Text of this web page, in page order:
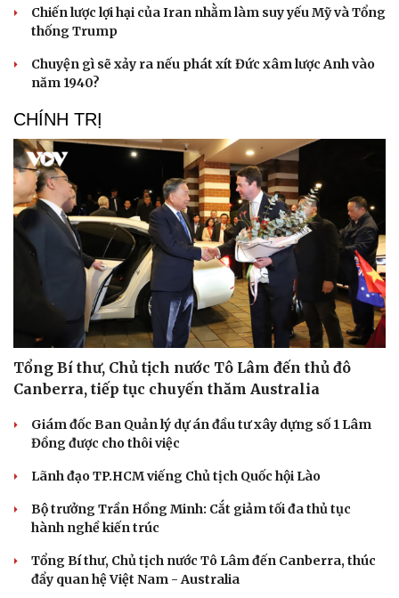
Chiến lược lợi hại của Iran nhằm làm suy yếu Mỹ và Tổng
thống Trump
Chuyện gì sẽ xảy ra nếu phát xít Đức xâm lược Anh vào
năm 1940?
CHÍNH TRỊ
Tổng Bí thư, Chủ tịch nước Tô Lâm đến thủ đô
Canberra, tiếp tục chuyến thăm Australia
Giám đốc Ban Quản lý dự án đầu tư xây dựng số 1 Lâm
Đồng được cho thôi việc
Lãnh đạo TP.HCM viếng Chủ tịch Quốc hội Lào
Bộ trưởng Trần Hồng Minh: Cắt giảm tối đa thủ tục
hành nghề kiến trúc
Tổng Bí thư, Chủ tịch nước Tô Lâm đến Canberra, thúc
đẩy quan hệ Việt Nam - Australia